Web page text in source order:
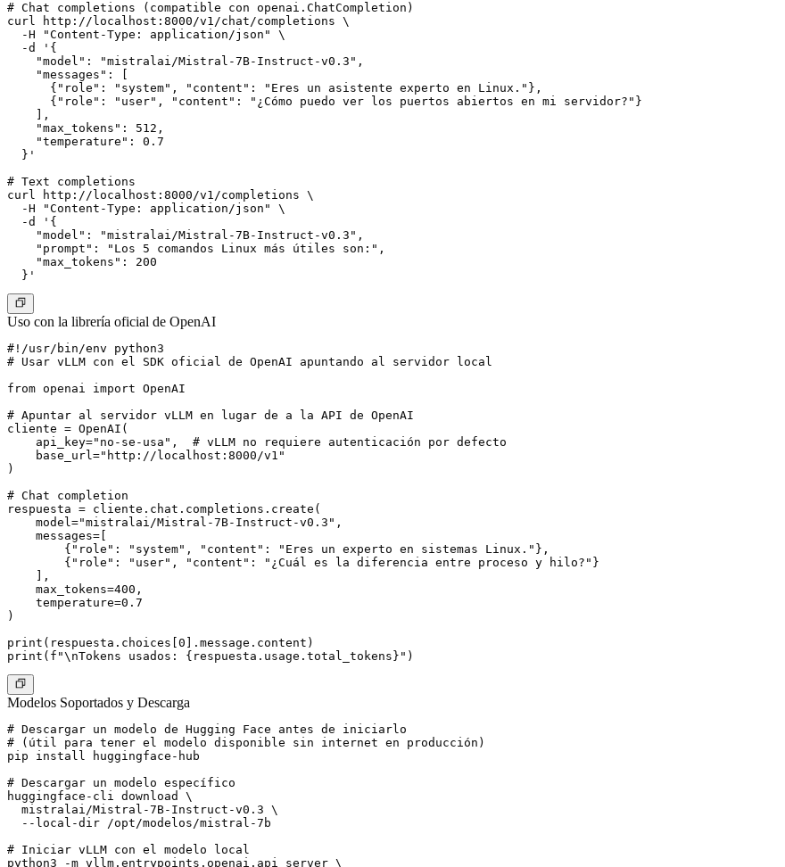
# Chat completions (compatible con openai.ChatCompletion)
curl http://localhost:8000/v1/chat/completions \
  -H "Content-Type: application/json" \
  -d '{
    "model": "mistralai/Mistral-7B-Instruct-v0.3",
    "messages": [
      {"role": "system", "content": "Eres un asistente experto en Linux."},
      {"role": "user", "content": "¿Cómo puedo ver los puertos abiertos en mi servidor?"}
    ],
    "max_tokens": 512,
    "temperature": 0.7
  }'
# Text completions
curl http://localhost:8000/v1/completions \
  -H "Content-Type: application/json" \
  -d '{
    "model": "mistralai/Mistral-7B-Instruct-v0.3",
    "prompt": "Los 5 comandos Linux más útiles son:",
    "max_tokens": 200
Uso con la librería oficial de OpenAI
#!/usr/bin/env python3
# Usar vLLM con el SDK oficial de OpenAI apuntando al servidor local
from openai import OpenAI
# Apuntar al servidor vLLM en lugar de a la API de OpenAI
cliente = OpenAI(
    api_key="no-se-usa",  # vLLM no requiere autenticación por defecto
    base_url="http://localhost:8000/v1"
)
# Chat completion
respuesta = cliente.chat.completions.create(
    model="mistralai/Mistral-7B-Instruct-v0.3",
    messages=[
        {"role": "system", "content": "Eres un experto en sistemas Linux."},
        {"role": "user", "content": "¿Cuál es la diferencia entre proceso y hilo?"}
    ],
    max_tokens=400,
    temperature=0.7
)
print(respuesta.choices[0].message.content)
Modelos Soportados y Descarga
# Descargar un modelo de Hugging Face antes de iniciarlo
# (útil para tener el modelo disponible sin internet en producción)
pip install huggingface-hub
# Descargar un modelo específico
huggingface-cli download \
  mistralai/Mistral-7B-Instruct-v0.3 \
  --local-dir /opt/modelos/mistral-7b
# Iniciar vLLM con el modelo local
python3 -m vllm.entrypoints.openai.api_server \